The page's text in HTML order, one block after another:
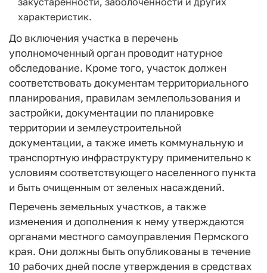
характеристик.
До включения участка в перечень
уполномоченный орган проводит натурное
обследование. Кроме того, участок должен
соответствовать документам территориального
планирования, правилам землепользования и
застройки, документации по планировке
территории и землеустроительной
документации, а также иметь коммунальную и
транспортную инфраструктуру применительно к
условиям соответствующего населенного пункта
и быть очищенным от зеленых насаждений.
Перечень земельных участков, а также
изменения и дополнения к нему утверждаются
органами местного самоуправления Пермского
края. Они должны быть опубликованы в течение
10 рабочих дней после утверждения в средствах